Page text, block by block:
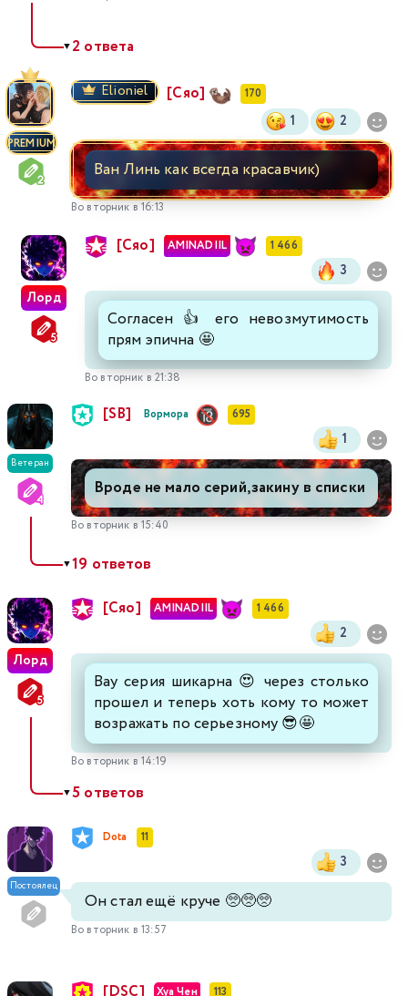
▼2 ответа
PREMIUM
Elioniel [Сяо] 170
1 2
Ван Линь как всегда красавчик)
Во вторник в 16:13
Лорд
[Сяо] AMINADIIL 1 466
3
Согласен 👍 его невозмутимость
прям эпична 🤩
Во вторник в 21:38
Ветеран
[SB] Вормора 695
1
Вроде не мало серий,закину в списки
Во вторник в 15:40
▼19 ответов
Лорд
[Сяо] AMINADIIL 1 466
2
Вау серия шикарна 😍 через столько
прошел и теперь хоть кому то может
возражать по серьезному 😎🤩
Во вторник в 14:19
▼5 ответов
Постоялец
Dota 11
3
Он стал ещё круче 🥺🥺🥺
Во вторник в 13:57
Хуа Чен 113